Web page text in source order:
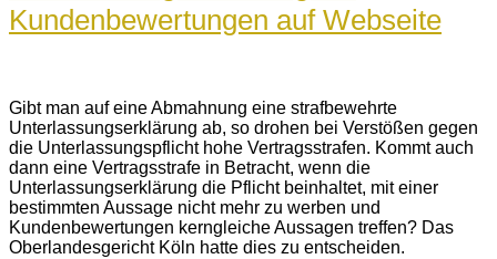
Kundenbewertungen auf Webseite
Gibt man auf eine Abmahnung eine strafbewehrte
Unterlassungserklärung ab, so drohen bei Verstößen gegen
die Unterlassungspflicht hohe Vertragsstrafen. Kommt auch
dann eine Vertragsstrafe in Betracht, wenn die
Unterlassungserklärung die Pflicht beinhaltet, mit einer
bestimmten Aussage nicht mehr zu werben und
Kundenbewertungen kerngleiche Aussagen treffen? Das
Oberlandesgericht Köln hatte dies zu entscheiden.